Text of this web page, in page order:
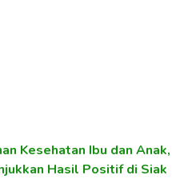
Kesehatan Ibu dan Anak,
Hasil Positif di Siak